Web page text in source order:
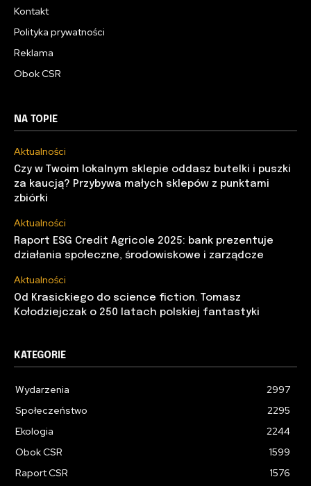
Kontakt
Polityka prywatności
Reklama
Obok CSR
NA TOPIE
Aktualności
Czy w Twoim lokalnym sklepie oddasz butelki i puszki
za kaucją? Przybywa małych sklepów z punktami
zbiórki
Aktualności
Raport ESG Credit Agricole 2025: bank prezentuje
działania społeczne, środowiskowe i zarządcze
Aktualności
Od Krasickiego do science fiction. Tomasz
Kołodziejczak o 250 latach polskiej fantastyki
KATEGORIE
Wydarzenia
2997
Społeczeństwo
2295
Ekologia
2244
Obok CSR
1599
Raport CSR
1576